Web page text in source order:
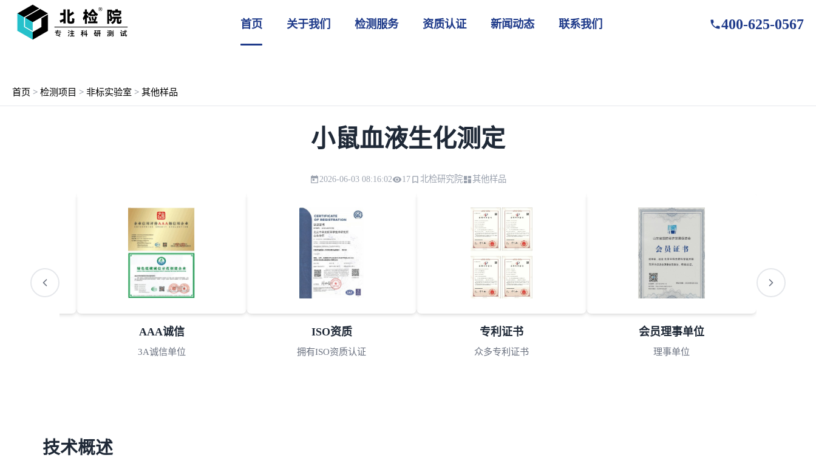
首页 关于我们 检测服务 资质认证 新闻动态 联系我们 400-625-0567
首页 > 检测项目 > 非标实验室 > 其他样品
小鼠血液生化测定
2026-06-03 08:16:02 17 北检研究院 其他样品
AAA诚信
3A诚信单位
ISO资质
拥有ISO资质认证
专利证书
众多专利证书
会员理事单位
理事单位
技术概述